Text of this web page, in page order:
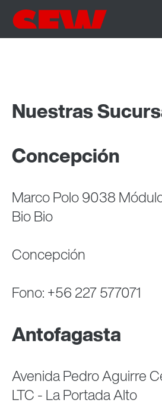
Nuestras
Concepción
Marco Polo 9038
Bio Bio
Concepción
Fono: +56 227 577071
Antofagasta
Avenida Pedro Aguirre
LTC - La Portada Alto